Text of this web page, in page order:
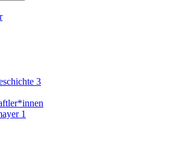
3
1